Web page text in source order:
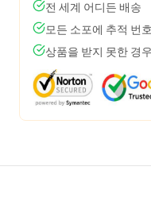
전 세계 어디든 배송
모든 소포에 추적 번
상품을 받지 못한 경